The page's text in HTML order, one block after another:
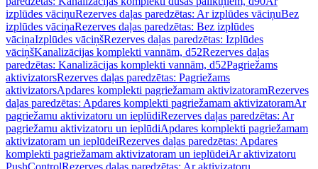
izplūdes vāciņuRezerves daļas paredzētas: Ar izplūdes vāciņuBez
izplūdes vāciņaRezerves daļas paredzētas: Bez izplūdes
vāciņaIzplūdes vāciņšRezerves daļas paredzētas: Izplūdes
vāciņšKanalizācijas komplekti vannām, d52Rezerves daļas
paredzētas: Kanalizācijas komplekti vannām, d52Pagriežams
aktivizatorsRezerves daļas paredzētas: Pagriežams
aktivizatorsApdares komplekti pagriežamam aktivizatoramRezerves
daļas paredzētas: Apdares komplekti pagriežamam aktivizatoramAr
pagriežamu aktivizatoru un ieplūdiRezerves daļas paredzētas: Ar
pagriežamu aktivizatoru un ieplūdiApdares komplekti pagriežamam
aktivizatoram un ieplūdeiRezerves daļas paredzētas: Apdares
komplekti pagriežamam aktivizatoram un ieplūdeiAr aktivizatoru
PushControlRezerves daļas paredzētas: Ar aktivizatoru